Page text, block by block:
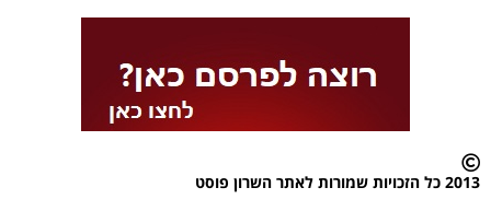
2013 כל הזכויות שמורות לאתר השרון פוסט